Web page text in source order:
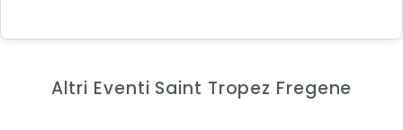
Altri Eventi Saint Tropez Fregene